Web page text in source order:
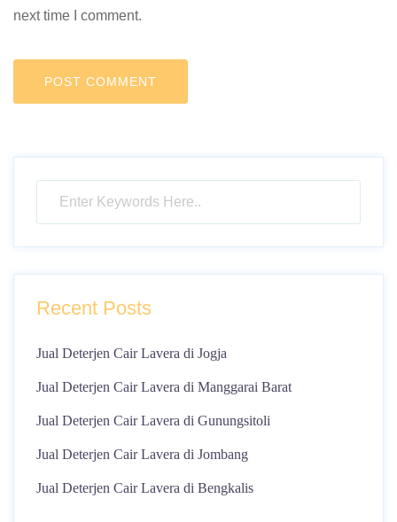
next time I comment.
Recent Posts
Jual Deterjen Cair Lavera di Jogja
Jual Deterjen Cair Lavera di Manggarai Barat
Jual Deterjen Cair Lavera di Gunungsitoli
Jual Deterjen Cair Lavera di Jombang
Jual Deterjen Cair Lavera di Bengkalis